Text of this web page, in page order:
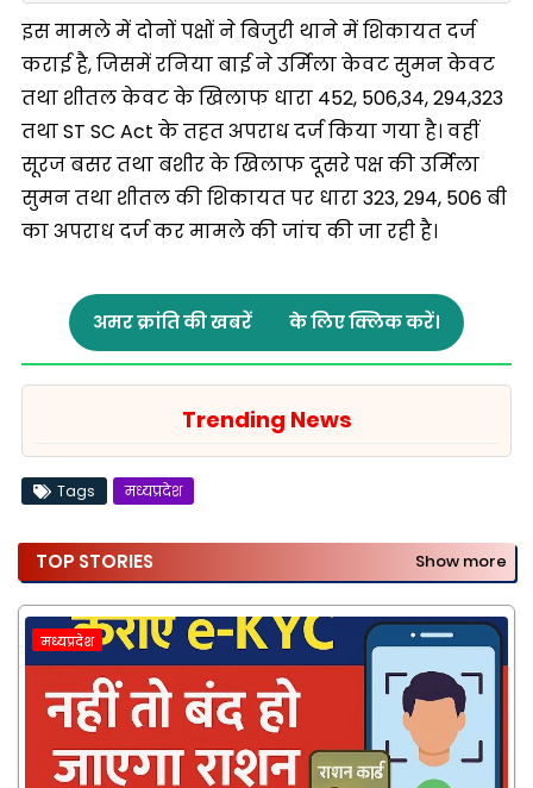
इस मामले में दोनों पक्षों ने बिजुरी थाने में शिकायत दर्ज
कराई है, जिसमें रनिया बाई ने उर्मिला केवट सुमन केवट
तथा शीतल केवट के खिलाफ धारा 452, 506,34, 294,323
तथा ST SC Act के तहत अपराध दर्ज किया गया है। वहीं
सूरज बसर तथा बशीर के खिलाफ दूसरे पक्ष की उर्मिला
सुमन तथा शीतल की शिकायत पर धारा 323, 294, 506 बी
का अपराध दर्ज कर मामले की जांच की जा रही है।
अमर क्रांति की खबरें के लिए क्लिक करें।
Trending News
Tags मध्यप्रदेश
TOP STORIES Show more
मध्यप्रदेश